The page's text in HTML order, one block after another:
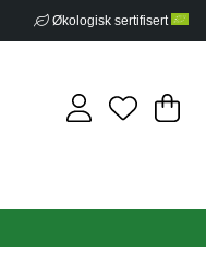
Økologisk sertifisert
.